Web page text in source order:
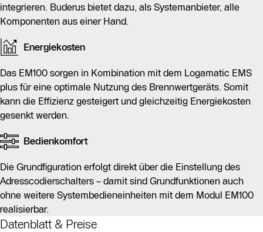
integrieren. Buderus bietet dazu, als Systemanbieter, alle
Komponenten aus einer Hand.
Energiekosten
Das EM100 sorgen in Kombination mit dem Logamatic EMS
plus für eine optimale Nutzung des Brennwertgeräts. Somit
kann die Effizienz gesteigert und gleichzeitig Energiekosten
gesenkt werden.
Bedienkomfort
Die Grundfiguration erfolgt direkt über die Einstellung des
Adresscodierschalters – damit sind Grundfunktionen auch
ohne weitere Systembedieneinheiten mit dem Modul EM100
realisierbar.
Datenblatt & Preise